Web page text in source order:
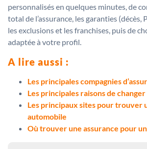
personnalisés en quelques minutes, de
total de l’assurance, les garanties (décès,
les exclusions et les franchises, puis de
adaptée à votre profil.
A lire aussi :
Les principales compagnies
Les principales raisons de
Les principaux sites pour trouver
automobile
Où trouver une assurance pour